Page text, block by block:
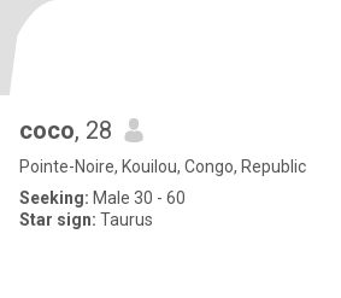
coco, 28
Pointe-Noire, Kouilou, Congo, Republic
Seeking: Male 30 - 60
Star sign: Taurus